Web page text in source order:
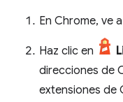
En Chrome, ve
Haz clic en
direcciones de
extensiones de